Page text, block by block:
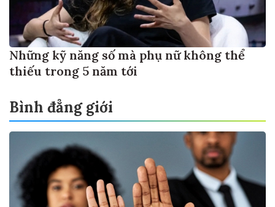
Những kỹ năng số mà phụ nữ không thể
thiếu trong 5 năm tới
Bình đẳng giới